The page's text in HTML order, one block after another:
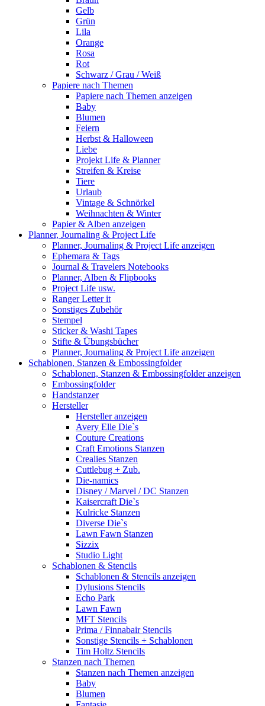
Gelb
Grün
Lila
Orange
Rosa
Rot
Schwarz / Grau / Weiß
Papiere nach Themen
Papiere nach Themen anzeigen
Baby
Blumen
Feiern
Herbst & Halloween
Liebe
Projekt Life & Planner
Streifen & Kreise
Tiere
Urlaub
Vintage & Schnörkel
Weihnachten & Winter
Papier & Alben anzeigen
Planner, Journaling & Project Life
Planner, Journaling & Project Life anzeigen
Ephemara & Tags
Journal & Travelers Notebooks
Planner, Alben & Flipbooks
Project Life usw.
Ranger Letter it
Sonstiges Zubehör
Stempel
Sticker & Washi Tapes
Stifte & Übungsbücher
Planner, Journaling & Project Life anzeigen
Schablonen, Stanzen & Embossingfolder
Schablonen, Stanzen & Embossingfolder anzeigen
Embossingfolder
Handstanzer
Hersteller
Hersteller anzeigen
Avery Elle Die`s
Couture Creations
Craft Emotions Stanzen
Crealies Stanzen
Cuttlebug + Zub.
Die-namics
Disney / Marvel / DC Stanzen
Kaisercraft Die`s
Kulricke Stanzen
Diverse Die`s
Lawn Fawn Stanzen
Sizzix
Studio Light
Schablonen & Stencils
Schablonen & Stencils anzeigen
Dylusions Stencils
Echo Park
Lawn Fawn
MFT Stencils
Prima / Finnabair Stencils
Sonstige Stencils + Schablonen
Tim Holtz Stencils
Stanzen nach Themen
Stanzen nach Themen anzeigen
Baby
Blumen